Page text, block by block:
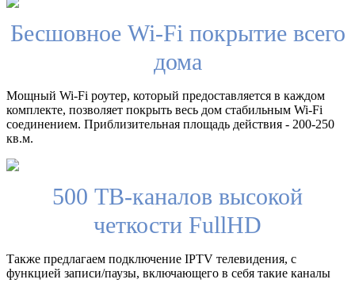
Бесшовное Wi-Fi покрытие всего
дома
Мощный Wi-Fi роутер, который предоставляется в каждом
комплекте, позволяет покрыть весь дом стабильным Wi-Fi
соединением. Приблизительная площадь действия - 200-250
кв.м.
500 ТВ-каналов высокой
четкости FullHD
Также предлагаем подключение IPTV телевидения, с
функцией записи/паузы, включающего в себя такие каналы